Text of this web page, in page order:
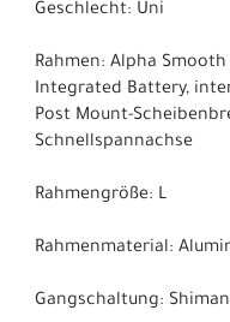
Geschlecht: Uni
Rahmen: Alpha
Integrated Battery,
Post Mount-
Schnellspannachse
Rahmengröße: L
Rahmenmaterial:
Gangschaltung: